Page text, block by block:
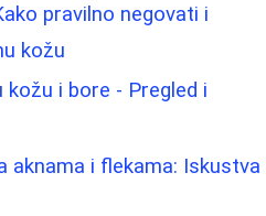
pravilno negovati i
kožu
kožu i bore - Pregled i
aknama i flekama: Iskustva